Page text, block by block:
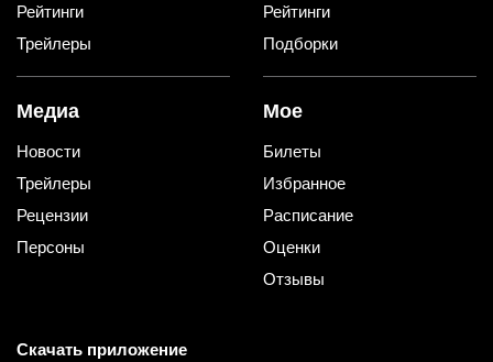
Рейтинги
Трейлеры
Рейтинги
Подборки
Медиа
Новости
Трейлеры
Рецензии
Персоны
Мое
Билеты
Избранное
Расписание
Оценки
Отзывы
Скачать приложение